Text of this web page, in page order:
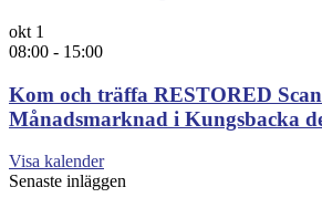
okt 1
08:00 - 15:00
Kom och träffa RESTORED
Månadsmarknad i Kungsbacka
Visa kalender
Senaste inläggen